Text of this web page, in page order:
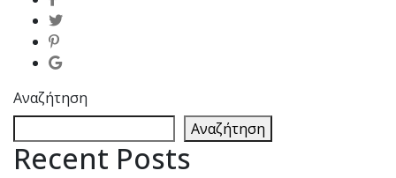
Αναζήτηση
Αναζήτηση
Recent Posts